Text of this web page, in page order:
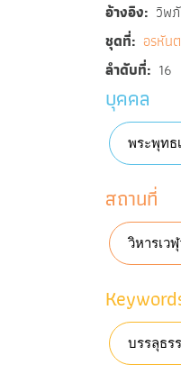
อ้างอิง วิพ
ชุดที่ อรหัน
ลำดับที่ 16
บุคคล
พระพุทธ
สถานที่
วิหารเว
บรรลุธร